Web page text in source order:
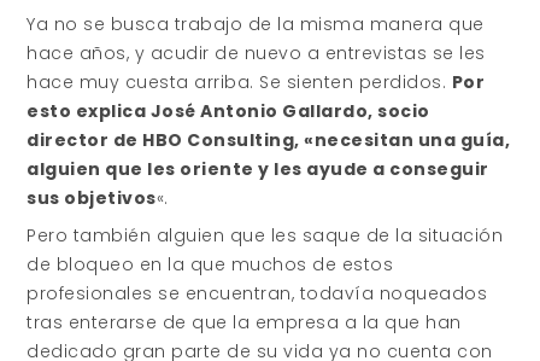
Ya no se busca trabajo de la misma manera que
hace años, y acudir de nuevo a entrevistas se les
hace muy cuesta arriba. Se sienten perdidos. Por
esto explica José Antonio Gallardo, socio
director de HBO Consulting, «necesitan una guía,
alguien que les oriente y les ayude a conseguir
sus objetivos«.
Pero también alguien que les saque de la situación
de bloqueo en la que muchos de estos
profesionales se encuentran, todavía noqueados
tras enterarse de que la empresa a la que han
dedicado gran parte de su vida ya no cuenta con